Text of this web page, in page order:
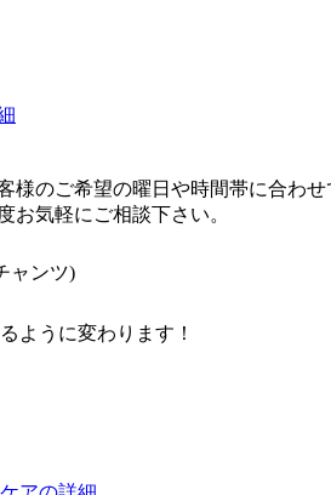
様のご希望の曜日や時間帯に合わ
お気軽にご相談下さい。
ャンツ)
ように変わります！